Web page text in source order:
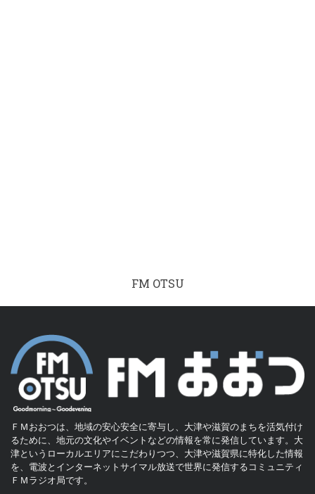
FM OTSU
ＦＭおおつは、地域の安心安全に寄与し、大津や滋賀のまちを活気付け
るために、地元の文化やイベントなどの情報を常に発信しています。大
津というローカルエリアにこだわりつつ、大津や滋賀県に特化した情報
を、電波とインターネットサイマル放送で世界に発信するコミュニティ
ＦＭラジオ局です。